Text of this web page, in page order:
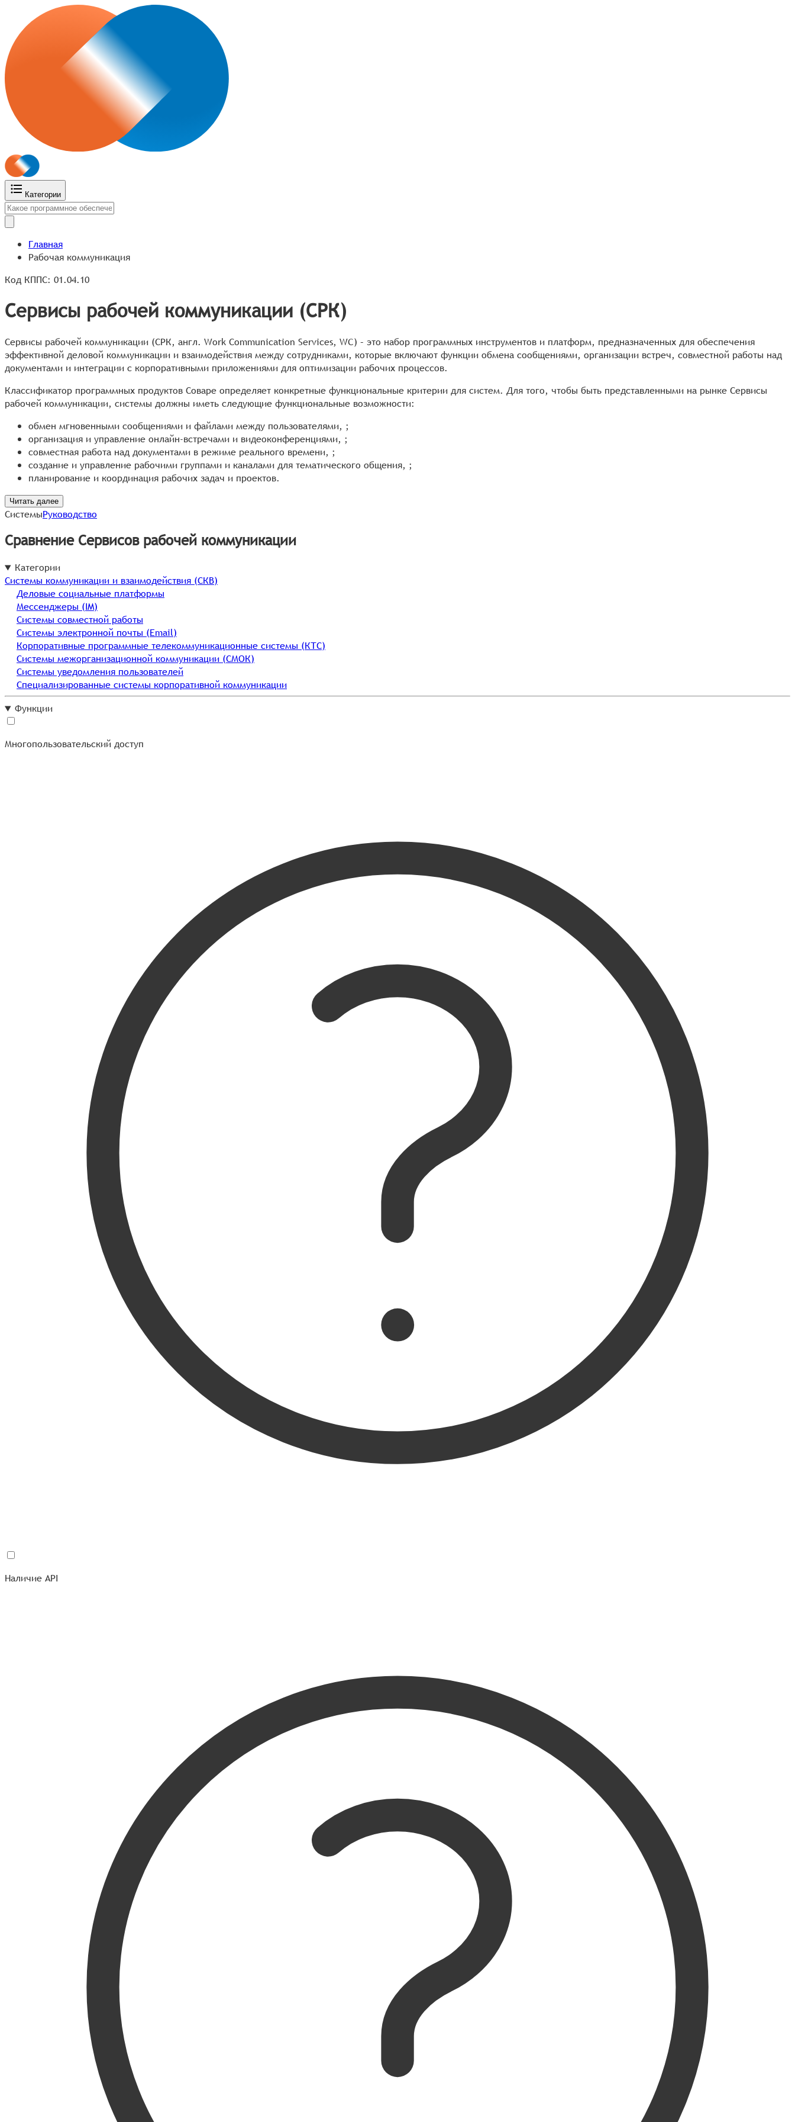
Категории
Главная
Рабочая коммуникация
Код КППС: 01.04.10
Сервисы рабочей коммуникации (СРК)
Сервисы рабочей коммуникации (СРК, англ. Work Сommunication Services, WC) – это набор программных инструментов и платформ, предназначенных для обеспечения
эффективной деловой коммуникации и взаимодействия между сотрудниками, которые включают функции обмена сообщениями, организации встреч, совместной работы над
документами и интеграции с корпоративными приложениями для оптимизации рабочих процессов.
Классификатор программных продуктов Соваре определяет конкретные функциональные критерии для систем. Для того, чтобы быть представленными на рынке Сервисы
рабочей коммуникации, системы должны иметь следующие функциональные возможности:
обмен мгновенными сообщениями и файлами между пользователями, ;
организация и управление онлайн-встречами и видеоконференциями, ;
совместная работа над документами в режиме реального времени, ;
создание и управление рабочими группами и каналами для тематического общения, ;
планирование и координация рабочих задач и проектов.
Читать далее
СистемыРуководство
Сравнение Сервисов рабочей коммуникации
Категории
Системы коммуникации и взаимодействия (СКВ)
Деловые социальные платформы
Мессенджеры (IM)
Системы совместной работы
Системы электронной почты (Email)
Корпоративные программные телекоммуникационные системы (КТС)
Системы межорганизационной коммуникации (СМОК)
Системы уведомления пользователей
Специализированные системы корпоративной коммуникации
Функции
Многопользовательский доступ
Наличие API